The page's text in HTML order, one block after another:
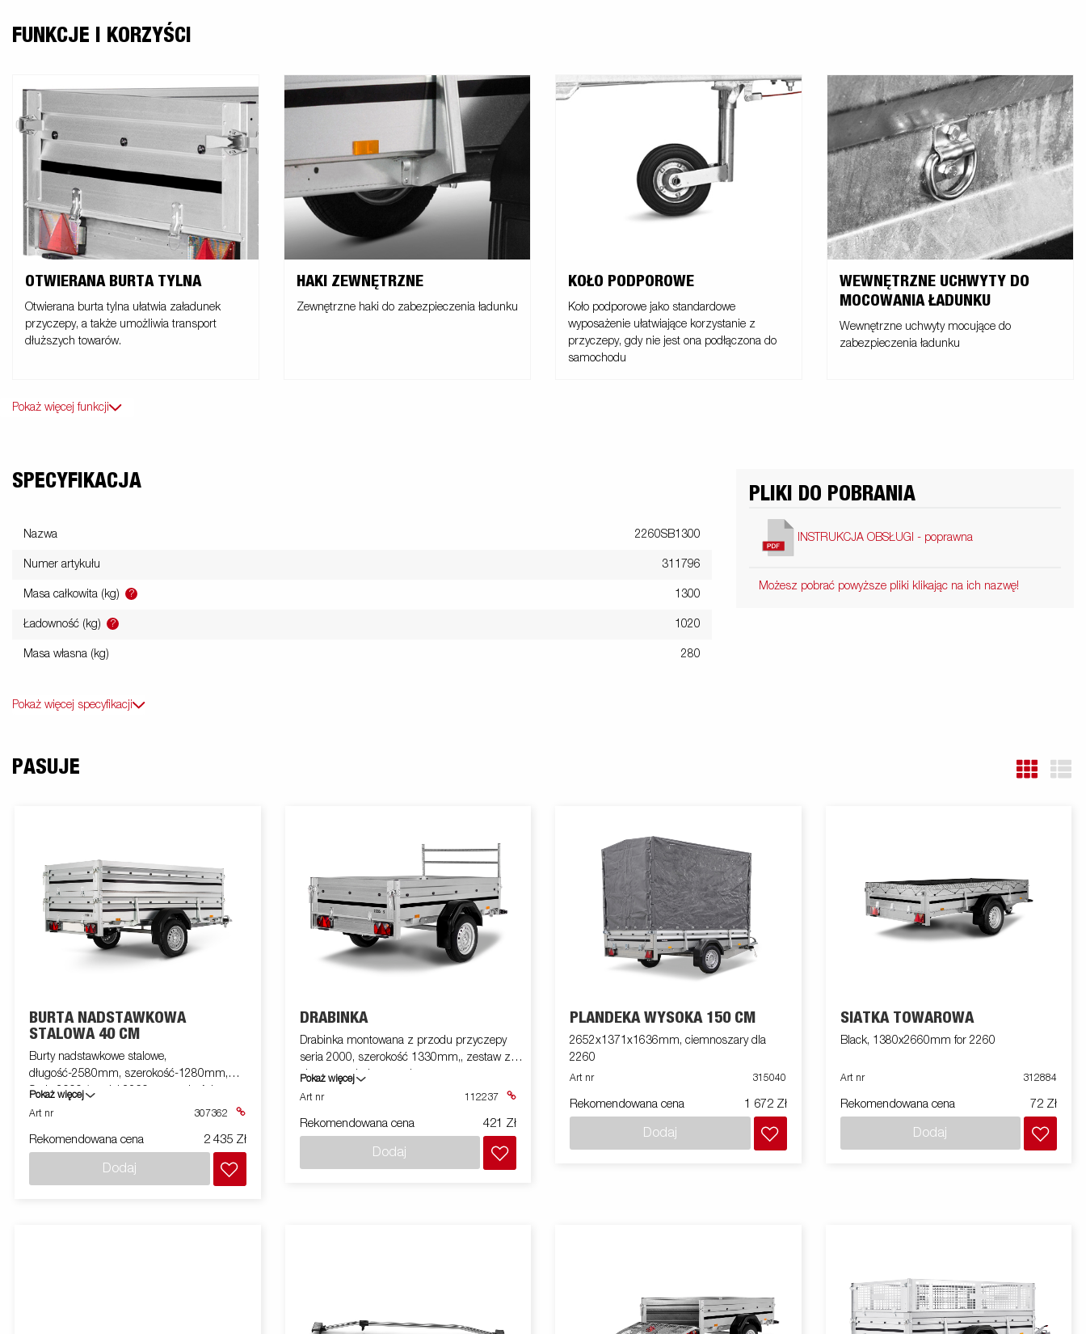
FUNKCJE I KORZYŚCI
OTWIERANA BURTA TYLNA
Otwierana burta tylna ułatwia załadunek
przyczepy, a także umożliwia transport
dłuższych towarów.
HAKI ZEWNĘTRZNE
Zewnętrzne haki do zabezpieczenia ładunku
KOŁO PODPOROWE
Koło podporowe jako standardowe
wyposażenie ułatwiające korzystanie z
przyczepy, gdy nie jest ona podłączona do
samochodu
WEWNĘTRZNE UCHWYTY DO
MOCOWANIA ŁADUNKU
Wewnętrzne uchwyty mocujące do
zabezpieczenia ładunku
Pokaż więcej funkcji
SPECYFIKACJA
Nazwa 2260SB1300
Numer artykułu 311796
Masa całkowita (kg) ? 1300
Ładowność (kg) ? 1020
Masa własna (kg) 280
Pokaż więcej specyfikacji
PLIKI DO POBRANIA
INSTRUKCJA OBSŁUGI - poprawna
Możesz pobrać powyższe pliki klikając na ich nazwę!
PASUJE
BURTA NADSTAWKOWA
STALOWA 40 CM
Burty nadstawkowe stalowe,
długość-2580mm, szerokość-1280mm,
Seria 2000 (model 2260 o szerokości
1280mm)
Pokaż więcej
Art nr
307362
Rekomendowana cena 2 435 Zł
Dodaj
DRABINKA
Drabinka montowana z przodu przyczepy
seria 2000, szerokość 1330mm,, zestaw z
elementami złącznymi
Pokaż więcej
Art nr
112237
Rekomendowana cena 421 Zł
Dodaj
PLANDEKA WYSOKA 150 CM
2652x1371x1636mm, ciemnoszary dla
2260
Art nr 315040
Rekomendowana cena 1 672 Zł
Dodaj
SIATKA TOWAROWA
Black, 1380x2660mm for 2260
Art nr 312884
Rekomendowana cena 72 Zł
Dodaj